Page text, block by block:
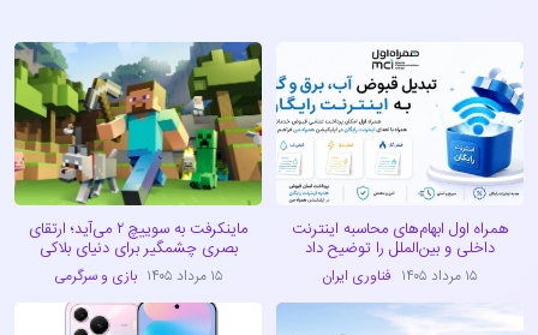
همراه اول ابهام‌های محاسبه اینترنت
داخلی و بین‌الملل را توضیح داد
۱۵ مرداد ۱۴۰۵ فناوری ایران
ماینکرفت به سوییچ ۲ می‌آید؛ ارتقای
بصری چشمگیر برای دنیای بلاکی
۱۵ مرداد ۱۴۰۵ بازی و سرگرمی